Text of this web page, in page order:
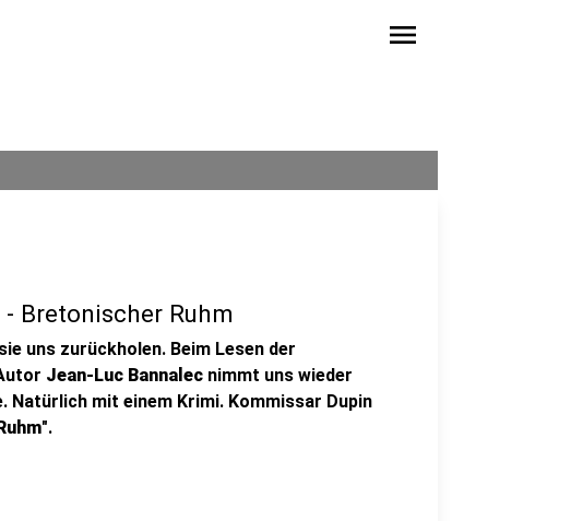
menu
Bretonischer Ruhm
uns zurückholen. Beim Lesen der
Jean-Luc Bannalec nimmt uns wieder
Natürlich mit einem Krimi. Kommissar Dupin
".